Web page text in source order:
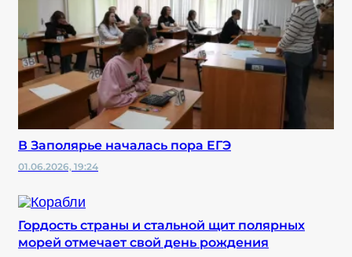
В Заполярье началась пора ЕГЭ
01.06.2026, 19:24
Гордость страны и стальной щит полярных
морей отмечает свой день рождения